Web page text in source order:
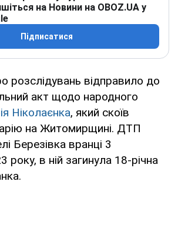
на Новини на OBOZ.UA у
Підписатися
розслідувань відправило до
акт щодо народного
Ніколаєнка, який скоїв
на Житомирщині. ДТП
Березівка вранці 3
року, в ній загинула 18-річна